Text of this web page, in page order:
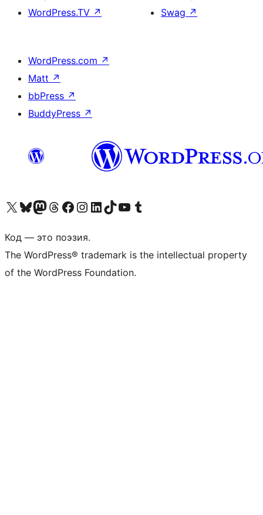
WordPress.TV ↗
Swag ↗
WordPress.com ↗
Matt ↗
bbPress ↗
BuddyPress ↗
Посетите нас в X (ранее Twitter)
Посетите нашу учётную запись в Bluesky
Посетите нашу ленту в Mastodon
Посетите нашу учётную запись в Threads
Посетите нашу страницу на Facebook
Посетите наш Instagram
Посетите нашу страницу в LinkedIn
Посетите нашу учётную запись в TikTok
Посетите наш канал YouTube
Посетите нашу учётную запись в Tumblr
Код — это поэзия.
The WordPress® trademark is the intellectual property
of the WordPress Foundation.